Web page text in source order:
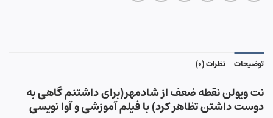
توضیحات نظرات (0)
نت ویولن نقطه ضعف از شادمهر(برای داشتنم گاهی به
دوست داشتن تظاهر کرد) با فیلم آموزشی و آوا نویسی